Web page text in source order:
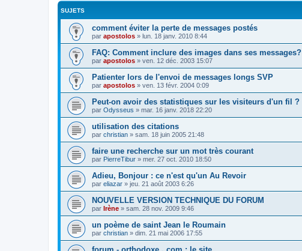
SUJETS
comment éviter la perte de messages postés
par apostolos » lun. 18 janv. 2010 8:44
FAQ: Comment inclure des images dans ses messages?
par apostolos » ven. 12 déc. 2003 15:07
Patienter lors de l'envoi de messages longs SVP
par apostolos » ven. 13 févr. 2004 0:09
Peut-on avoir des statistiques sur les visiteurs d'un fil ?
par Odysseus » mar. 16 janv. 2018 22:20
utilisation des citations
par christian » sam. 18 juin 2005 21:48
faire une recherche sur un mot très courant
par PierreTibur » mer. 27 oct. 2010 18:50
Adieu, Bonjour : ce n'est qu'un Au Revoir
par eliazar » jeu. 21 août 2003 6:26
NOUVELLE VERSION TECHNIQUE DU FORUM
par Irène » sam. 28 nov. 2009 9:46
un poème de saint Jean le Roumain
par christian » dim. 21 mai 2006 17:55
forum - orthodoxe . com : le site